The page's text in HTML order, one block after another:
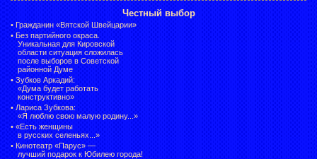
Честный выбор
• Гражданин «Вятской Швейцарии»
• Без партийного окраса.
Уникальная для Кировской
области ситуация сложилась
после выборов в Советской
районной Думе
• Зубков Аркадий:
«Дума будет работать
конструктивно»
• Лариса Зубкова:
«Я люблю свою малую родину...»
• «Есть женщины
в русских селеньях...»
• Кинотеатр «Парус» —
лучший подарок к Юбилею города!